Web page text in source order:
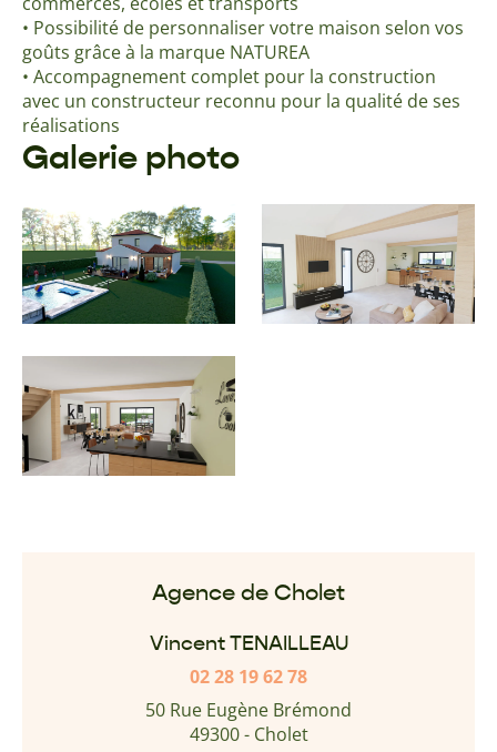
• Possibilité de personnaliser votre maison selon vos
goûts grâce à la marque NATUREA
• Accompagnement complet pour la construction
avec un constructeur reconnu pour la qualité de ses
réalisations
Galerie photo
Agence de Cholet
Vincent TENAILLEAU
02 28 19 62 78
50 Rue Eugène Brémond
49300 - Cholet